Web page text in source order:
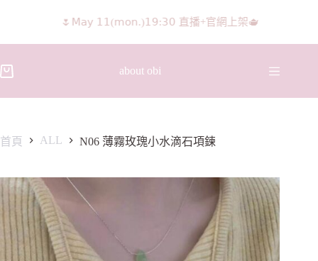
🌷𝖬𝖺𝗒 𝟣𝟣(𝗆𝗈𝗇.)𝟣𝟫:𝟥𝟢 直播+官網上架🫖
about obi
首頁 ALL N06 薄霧玫瑰小水滴石項鍊